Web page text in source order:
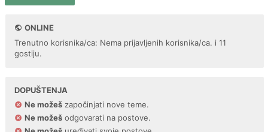
ONLINE
Trenutno korisnika/ca: Nema prijavljenih korisnika/ca. i 11
gostiju.
DOPUŠTENJA
Ne možeš započinjati nove teme.
Ne možeš odgovarati na postove.